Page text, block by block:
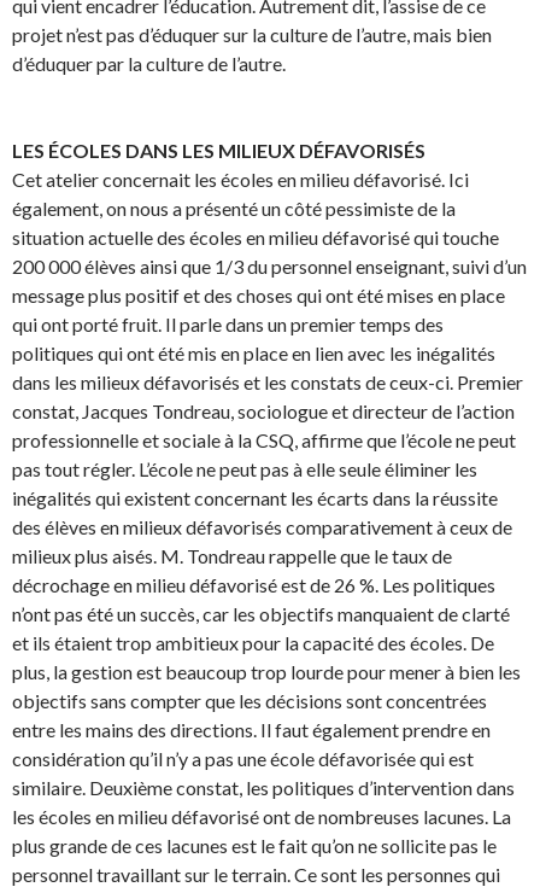
qui vient encadrer l’éducation. Autrement dit, l’assise de ce
projet n’est pas d’éduquer sur la culture de l’autre, mais bien
d’éduquer par la culture de l’autre.
LES ÉCOLES DANS LES MILIEUX DÉFAVORISÉS
Cet atelier concernait les écoles en milieu défavorisé. Ici
également, on nous a présenté un côté pessimiste de la
situation actuelle des écoles en milieu défavorisé qui touche
200 000 élèves ainsi que 1/3 du personnel enseignant, suivi d’un
message plus positif et des choses qui ont été mises en place
qui ont porté fruit. Il parle dans un premier temps des
politiques qui ont été mis en place en lien avec les inégalités
dans les milieux défavorisés et les constats de ceux-ci. Premier
constat, Jacques Tondreau, sociologue et directeur de l’action
professionnelle et sociale à la CSQ, affirme que l’école ne peut
pas tout régler. L’école ne peut pas à elle seule éliminer les
inégalités qui existent concernant les écarts dans la réussite
des élèves en milieux défavorisés comparativement à ceux de
milieux plus aisés. M. Tondreau rappelle que le taux de
décrochage en milieu défavorisé est de 26 %. Les politiques
n’ont pas été un succès, car les objectifs manquaient de clarté
et ils étaient trop ambitieux pour la capacité des écoles. De
plus, la gestion est beaucoup trop lourde pour mener à bien les
objectifs sans compter que les décisions sont concentrées
entre les mains des directions. Il faut également prendre en
considération qu’il n’y a pas une école défavorisée qui est
similaire. Deuxième constat, les politiques d’intervention dans
les écoles en milieu défavorisé ont de nombreuses lacunes. La
plus grande de ces lacunes est le fait qu’on ne sollicite pas le
personnel travaillant sur le terrain. Ce sont les personnes qui